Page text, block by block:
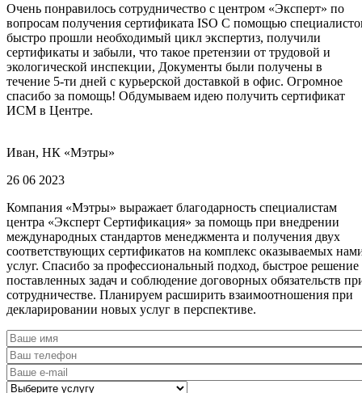
Очень понравилось сотрудничество с центром «Эксперт» по
вопросам получения сертификата ISO С помощью
быстро прошли необходимый цикл экспертиз, получили
сертификаты и забыли, что такое претензии от трудовой и
экологической инспекции, Документы были получены в
течение 5-ти дней с курьерской доставкой в офис. Огромное
спасибо за помощь! Обдумываем идею получить сертификат
ИСМ в Центре.
Иван, НК «Мэтры»
26 06 2023
Компания «Мэтры» выражает благодарность специалистам
центра «Эксперт Сертификация» за помощь при внедрении
международных стандартов менеджмента и получения двух
соответствующих сертификатов на комплекс оказываемых
услуг. Спасибо за профессиональный подход, быстрое решение
поставленных задач и соблюдение договорных обязательств
сотрудничестве. Планируем расширить взаимоотношения при
декларировании новых услуг в перспективе.